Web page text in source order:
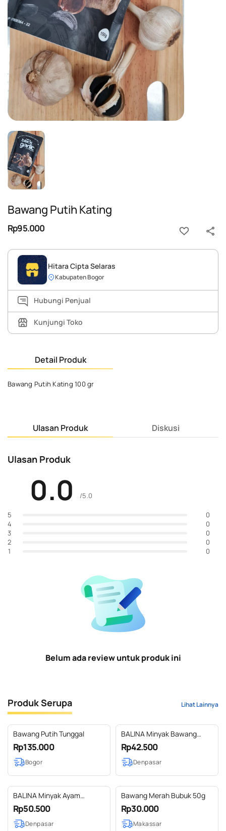
Bawang Putih Kating
Rp95.000
Hitara Cipta Selaras
Kabupaten Bogor
Hubungi Penjual
Kunjungi Toko
Detail Produk
Bawang Putih Kating 100 gr
Ulasan Produk Diskusi
Ulasan Produk
0.0 /5.0
5
0
4
0
3
0
2
0
1
0
Belum ada review untuk produk ini
Produk Serupa Lihat Lainnya
Bawang Putih Tunggal
Rp135.000
Bogor
BALINA Minyak Bawang
250ml Halal Kemasan
Stoples Kaca
Rp42.500
Denpasar
BALINA Minyak Ayam
Bawang 500ml Halal
Kemasan Stoples Plastik
Rp50.500
Denpasar
Bawang Merah Bubuk 50g
Rp30.000
Makassar